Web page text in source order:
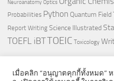
Neuroanatomy Optics
Probabilities Python Quantum Field
Report Writing Science Illustrated
TOEFL iBTTOEIC Toxicology
เมื่อคลิก “อนุญาตคุกกี้ทั้งหมด”